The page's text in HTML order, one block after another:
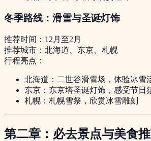
冬季路线：滑雪与圣诞灯饰
推荐时间：12月至2月
推荐城市：北海道、东京、札幌
行程亮点：
北海道：二世谷滑雪场，体验冰雪
东京：东京塔圣诞灯饰，感受节日
札幌：札幌雪祭，欣赏冰雪雕刻
第二章：必去景点与美食